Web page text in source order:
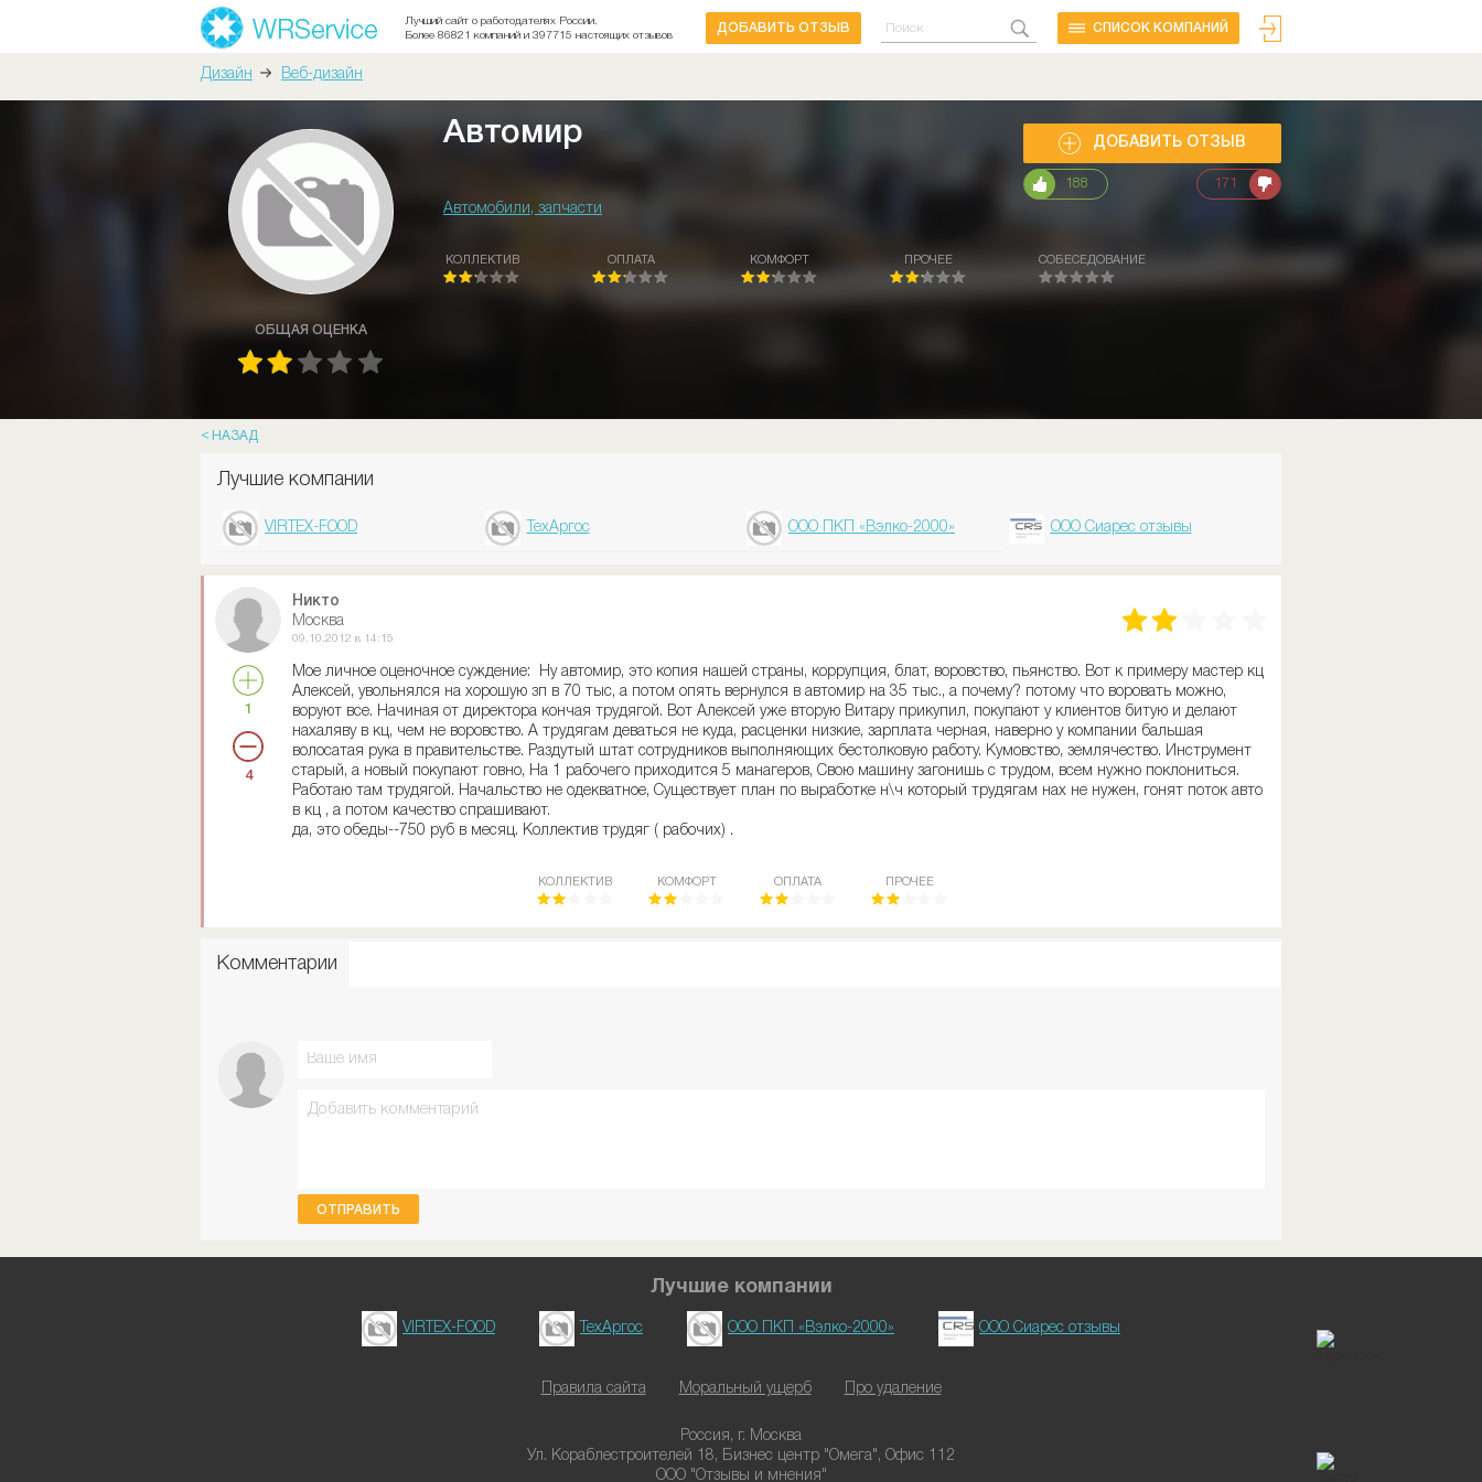
Лучший сайт о работодателях России.
Более 86821 компаний и 397715 настоящих отзывов
ДОБАВИТЬ ОТЗЫВ CПИСОК КОМПАНИЙ
Дизайн Веб-дизайн
ОБЩАЯ ОЦЕНКА
Автомир
Автомобили, запчасти
ДОБАВИТЬ ОТЗЫВ
188 171
КОЛЛЕКТИВ ОПЛАТА КОМФОРТ ПРОЧЕЕ СОБЕСЕДОВАНИЕ
НАЗАД
Лучшие компании
VIRTEX-FOOD ТехАргос ООО ПКП «Вэлко-2000» ООО Сиарес отзывы
1
4
Никто
Москва
09.10.2012 в 14:15
Мое личное оценочное суждение: Ну автомир, это копия нашей страны, коррупция, блат, воровство, пьянство. Вот к примеру мастер кц
Алексей, увольнялся на хорошую зп в 70 тыс, а потом опять вернулся в автомир на 35 тыс., а почему? потому что воровать можно,
воруют все. Начиная от директора кончая трудягой. Вот Алексей уже вторую Витару прикупил, покупают у клиентов битую и делают
нахаляву в кц, чем не воровство. А трудягам деваться не куда, расценки низкие, зарплата черная, наверно у компании бальшая
волосатая рука в правительстве. Раздутый штат сотрудников выполняющих бестолковую работу. Кумовство, землячество. Инструмент
старый, а новый покупают говно, На 1 рабочего приходится 5 манагеров, Свою машину загонишь с трудом, всем нужно поклониться.
Работаю там трудягой. Начальство не одекватное, Существует план по выработке н\ч который трудягам нах не нужен, гонят поток авто
в кц , а потом качество спрашивают.
да, это обеды--750 руб в месяц. Коллектив трудяг ( рабочих) .
КОЛЛЕКТИВ КОМФОРТ ОПЛАТА ПРОЧЕЕ
Комментарии
ОТПРАВИТЬ
Лучшие компании
VIRTEX-FOOD ТехАргос ООО ПКП «Вэлко-2000» ООО Сиарес отзывы
Правила сайта Моральный ущерб Про удаление
Россия, г. Москва
Ул. Кораблестроителей 18, Бизнес центр "Омега", Офис 112
ООО "Отзывы и мнения"